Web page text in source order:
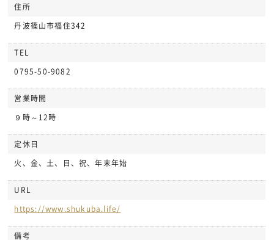
住所
丹波篠山市福住342
TEL
0795-50-9082
営業時間
９時～12時
定休日
火、金、土、日、祝、年末年始
URL
https://www.shukuba.life/
備考